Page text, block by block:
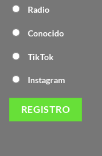
Radio
Conocido
TikTok
Instagram